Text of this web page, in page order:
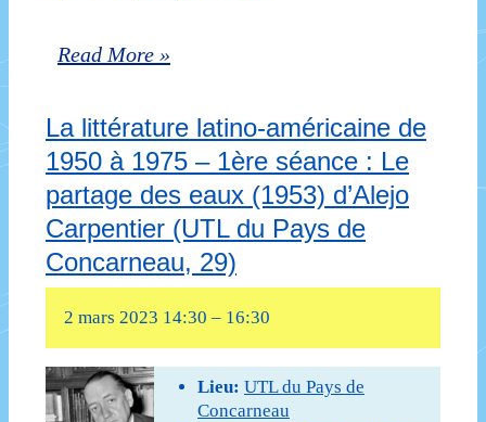
Pablo
ou
la
révolte
poétique
(UTL
de
Concarneau,
29)
Read More »
La littérature latino-américaine de
1950 à 1975 – 1ère séance : Le
partage des eaux (1953) d’Alejo
Carpentier (UTL du Pays de
Concarneau, 29)
2 mars 2023 14:30 – 16:30
Lieu: UTL du Pays de
Concarneau